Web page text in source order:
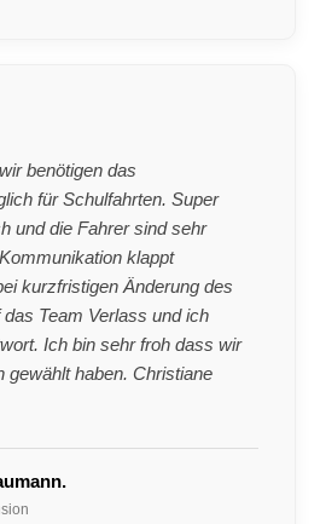
benötigen das
für Schulfahrten. Super
und die Fahrer sind sehr
klappt
kurzfristigen Änderung des
Team Verlass und ich
Ich bin sehr froh dass wir
gewählt haben. Christiane